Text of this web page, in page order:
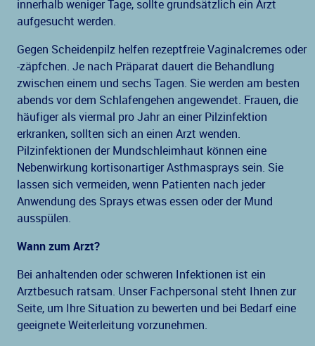
innerhalb weniger Tage, sollte grundsätzlich ein Arzt
aufgesucht werden.
Gegen Scheidenpilz helfen rezeptfreie Vaginalcremes oder
-zäpfchen. Je nach Präparat dauert die Behandlung
zwischen einem und sechs Tagen. Sie werden am besten
abends vor dem Schlafengehen angewendet. Frauen, die
häufiger als viermal pro Jahr an einer Pilzinfektion
erkranken, sollten sich an einen Arzt wenden.
Pilzinfektionen der Mundschleimhaut können eine
Nebenwirkung kortisonartiger Asthmasprays sein. Sie
lassen sich vermeiden, wenn Patienten nach jeder
Anwendung des Sprays etwas essen oder der Mund
ausspülen.
Wann zum Arzt?
Bei anhaltenden oder schweren Infektionen ist ein
Arztbesuch ratsam. Unser Fachpersonal steht Ihnen zur
Seite, um Ihre Situation zu bewerten und bei Bedarf eine
geeignete Weiterleitung vorzunehmen.